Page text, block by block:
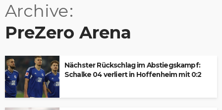
Archive
PreZero Arena
Nächster Rückschlag im Abstiegskampf:
Schalke 04 verliert in Hoffenheim mit 0:2